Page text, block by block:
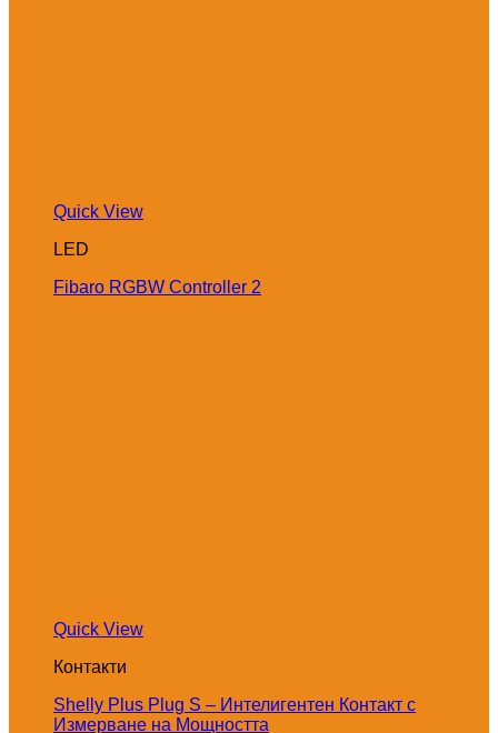
Quick View
LED
Fibaro RGBW Controller 2
Quick View
Контакти
Shelly Plus Plug S – Интелигентен Контакт с
Измерване на Мощността